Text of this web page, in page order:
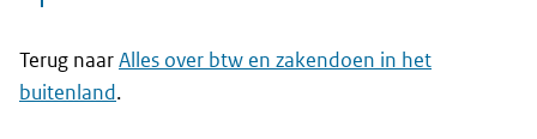
Terug naarAlles over btw en zakendoen in het
buitenland.